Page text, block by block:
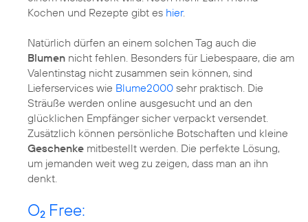
Kochen und Rezepte gibt es hier.
Natürlich dürfen an einem solchen Tag auch die
Blumen nicht fehlen. Besonders für Liebespaare, die am
Valentinstag nicht zusammen sein können, sind
Lieferservices wie Blume2000 sehr praktisch. Die
Sträuße werden online ausgesucht und an den
glücklichen Empfänger sicher verpackt versendet.
Zusätzlich können persönliche Botschaften und kleine
Geschenke mitbestellt werden. Die perfekte Lösung,
um jemanden weit weg zu zeigen, dass man an ihn
denkt.
O2 Free: